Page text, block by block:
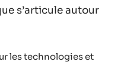
s’articule autour
les technologies et